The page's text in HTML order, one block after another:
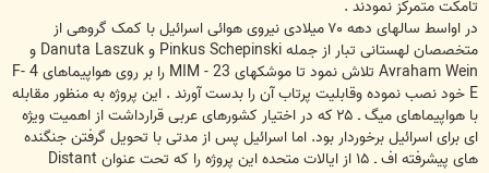
تامکت متمرکز نمودند .
در اواسط سالهای دهه ۷۰ ميلادی نيروی هوائی اسرائيل با کمک گروهی از
متخصصان لهستانی تبار از جمله Pinkus Schepinski و Danuta Laszuk و
Avraham Wein تلاش نمود تا موشکهای MIM - 23 را بر روی هواپيماهای F- 4
E خود نصب نموده وقابليت پرتاب آن را بدست آورند . اين پروژه به منظور مقابله
با هواپيماهای ميگ ـ ۲۵ که در اختيار کشورهای عربی قرارداشت از اهميت ويژه
ای برای اسرائيل برخوردار بود. اما اسرائيل پس از مدتی با تحويل گرفتن جنگنده
های پيشرفته اف ـ ۱۵ از ايالات متحده اين پروژه را که تحت عنوان Distant